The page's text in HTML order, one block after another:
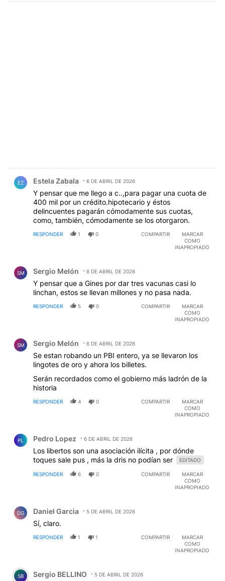
EZ Estela Zabala 6 DE ABRIL DE 2026
Y pensar que me llego a c..,para pagar una cuota de
400 mil por un crédito.hipotecario y éstos
delincuentes pagarán cómodamente sus cuotas,
como, también, cómodamente se los otorgaron.
RESPONDER 1 0 COMPARTIR
MARCAR
COMO
INAPROPIADO
SM Sergio Melón 6 DE ABRIL DE 2026
Y pensar que a Gines por dar tres vacunas casi lo
linchan, estos se llevan millones y no pasa nada.
RESPONDER 5 0 COMPARTIR
MARCAR
COMO
INAPROPIADO
SM Sergio Melón 6 DE ABRIL DE 2026
Se estan robando un PBI entero, ya se llevaron los
lingotes de oro y ahora los billetes.
Serán recordados como el gobierno más ladrón de la
historia
RESPONDER 4 0 COMPARTIR
MARCAR
COMO
INAPROPIADO
PL Pedro Lopez 6 DE ABRIL DE 2026
Los libertos son una asociación ilícita , por dónde
toques sale pus , más la dris no podían ser
EDITADO
RESPONDER 6 0 COMPARTIR
MARCAR
COMO
INAPROPIADO
DG Daniel Garcia 5 DE ABRIL DE 2026
Sí, claro.
RESPONDER 1 1 COMPARTIR
MARCAR
COMO
INAPROPIADO
Comentario de Sergio BELLINO.
SB Sergio BELLINO 5 DE ABRIL DE 2026